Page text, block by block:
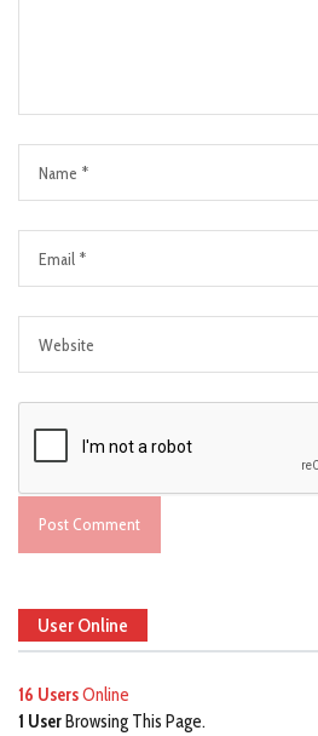
User Online
16 UsersOnline
1 UserBrowsing This Page.